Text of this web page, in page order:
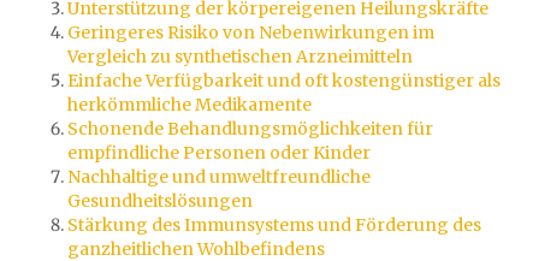
Unterstützung der körpereigenen Heilungskräfte
Geringeres Risiko von Nebenwirkungen im
Vergleich zu synthetischen Arzneimitteln
Einfache Verfügbarkeit und oft kostengünstiger als
herkömmliche Medikamente
Schonende Behandlungsmöglichkeiten für
empfindliche Personen oder Kinder
Nachhaltige und umweltfreundliche
Gesundheitslösungen
Stärkung des Immunsystems und Förderung des
ganzheitlichen Wohlbefindens